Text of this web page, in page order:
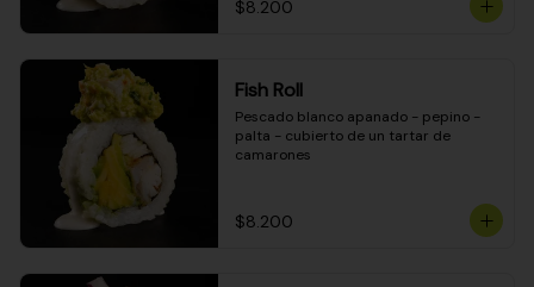
$8.200
Fish Roll
Pescado blanco apanado - pepino -
palta - cubierto de un tartar de
camarones
$8.200